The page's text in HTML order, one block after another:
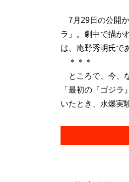
7月29日の公開
ラ」。劇中で描か
は、庵野秀明氏で
＊＊＊
ところで、今、
「最初の『ゴジ
いたとき、水爆実